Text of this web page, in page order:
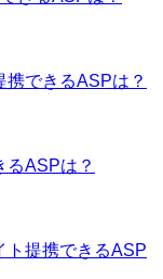
できるASPは？
るASPは？
ト提携できるASP